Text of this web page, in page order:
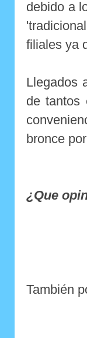
debido a
filiales ya
Llegados
de tantos
bronce
¿Que
También